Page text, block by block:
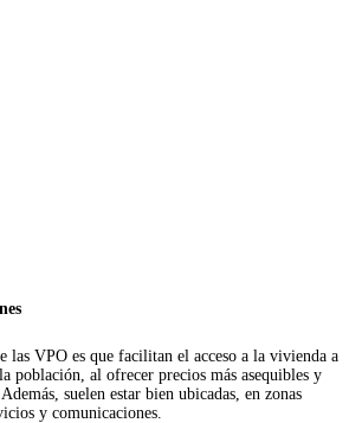
las VPO es que facilitan el acceso a la vivienda a
población, al ofrecer precios más asequibles y
suelen estar bien ubicadas, en zonas
y comunicaciones.